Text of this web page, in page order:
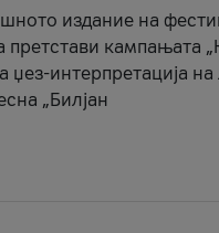
издание на
претстави кампањата
џез-интерпретација на
„Билјан